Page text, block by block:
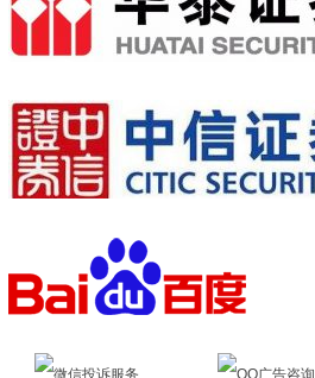
微信投诉服务 QQ广告咨询